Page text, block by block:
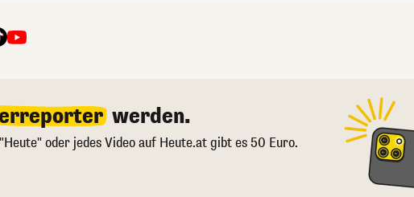
werden.
oder jedes Video auf Heute.at gibt es 50 Euro.